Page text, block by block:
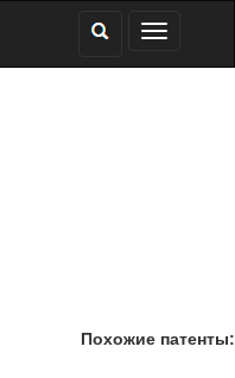
Похожие патенты: